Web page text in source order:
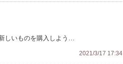
しいものを購入しよう…
2021/3/17 17:34